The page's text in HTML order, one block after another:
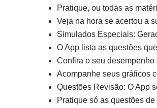
Pratique, ou todas as
Veja na hora se acertou a
Simulados Especiais:
O App lista as questões
Confira o seu
Acompanhe seus gráficos
Questões Revisão: O App
Pratique só as questões